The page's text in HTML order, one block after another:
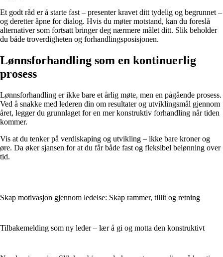
Et godt råd er å starte fast – presenter kravet ditt tydelig og begrunnet –
og deretter åpne for dialog. Hvis du møter motstand, kan du foreslå
alternativer som fortsatt bringer deg nærmere målet ditt. Slik beholder
du både troverdigheten og forhandlingsposisjonen.
Lønnsforhandling som en kontinuerlig
prosess
Lønnsforhandling er ikke bare et årlig møte, men en pågående prosess.
Ved å snakke med lederen din om resultater og utviklingsmål gjennom
året, legger du grunnlaget for en mer konstruktiv forhandling når tiden
kommer.
Vis at du tenker på verdiskaping og utvikling – ikke bare kroner og
øre. Da øker sjansen for at du får både fast og fleksibel belønning over
tid.
Skap motivasjon gjennom ledelse: Skap rammer, tillit og retning
Tilbakemelding som ny leder – lær å gi og motta den konstruktivt